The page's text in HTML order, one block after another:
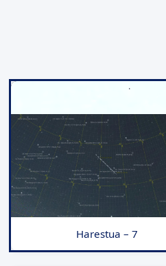
Harestua – 7